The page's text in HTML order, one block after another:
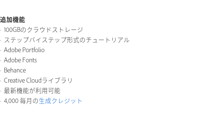
追加機能
100GBのクラウドストレージ
ステップバイステップ形式のチュートリアル
Adobe Portfolio
Adobe Fonts
Behance
Creative Cloudライブラリ
最新機能が利用可能
4,000 毎月の生成クレジット